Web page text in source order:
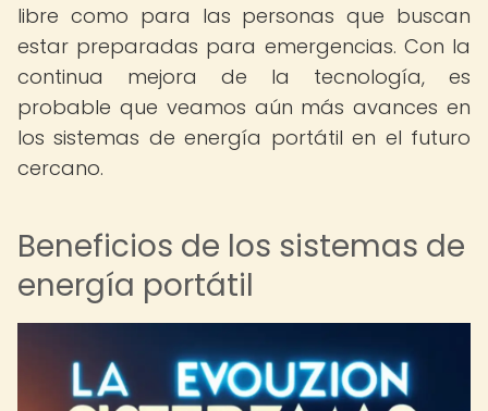
libre como para las personas que buscan
estar preparadas para emergencias. Con la
continua mejora de la tecnología, es
probable que veamos aún más avances en
los sistemas de energía portátil en el futuro
cercano.
Beneficios de los sistemas de
energía portátil